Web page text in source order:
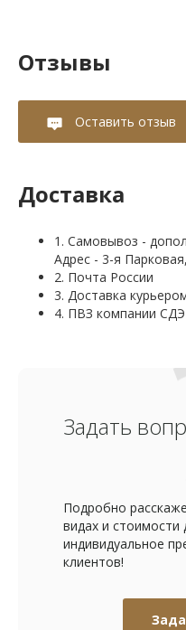
Отзывы
Оставить отзыв
Доставка
1. Самовывоз -
Адрес - 3-я
2. Почта России
3. Доставка
4. ПВЗ компании
Задать
Подробно
видах и стоимости
индивидуальное
клиентов!